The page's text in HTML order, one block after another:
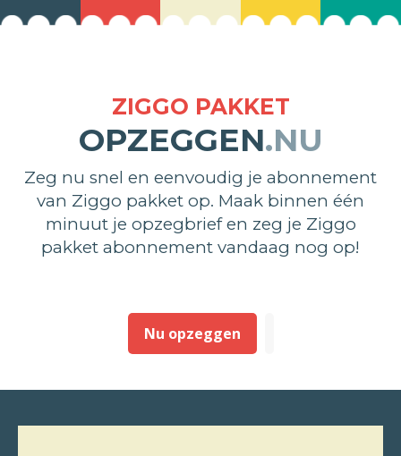
ZIGGO PAKKET
OPZEGGEN.NU
Zeg nu snel en eenvoudig je abonnement
van Ziggo pakket op. Maak binnen één
minuut je opzegbrief en zeg je Ziggo
pakket abonnement vandaag nog op!
Nu opzeggen